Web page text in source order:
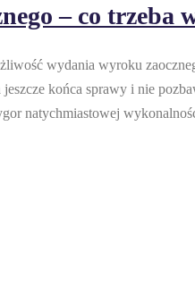
– co trzeba
wydania wyroku
końca sprawy i nie
natychmiastowej